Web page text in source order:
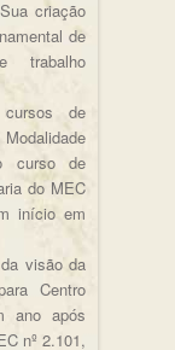
criação
de
trabalho
de
curso de
do MEC
início em
visão da
Centro
ano após
nº 2.101,